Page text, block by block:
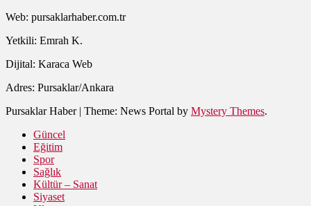
Web: pursaklarhaber.com.tr
Yetkili: Emrah K.
Dijital: Karaca Web
Adres: Pursaklar/Ankara
Pursaklar Haber | Theme: News Portal by Mystery Themes.
Güncel
Eğitim
Spor
Sağlık
Kültür – Sanat
Siyaset